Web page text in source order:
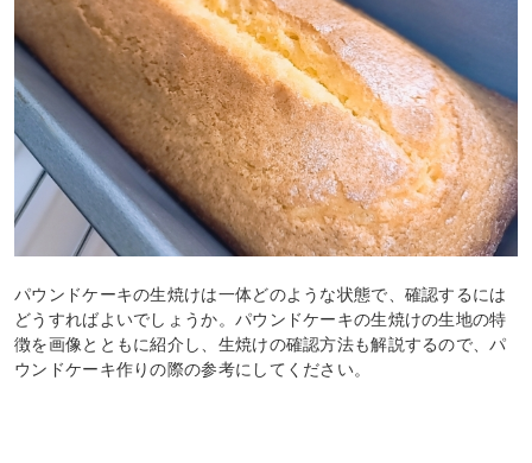
パウンドケーキの生焼けは一体どのような状態で、確認するには
どうすればよいでしょうか。パウンドケーキの生焼けの生地の特
徴を画像とともに紹介し、生焼けの確認方法も解説するので、パ
ウンドケーキ作りの際の参考にしてください。